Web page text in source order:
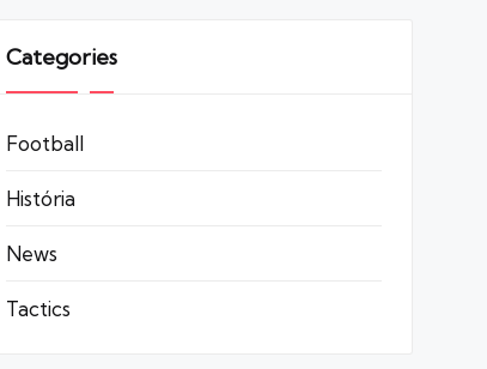
Categories
Football
História
News
Tactics